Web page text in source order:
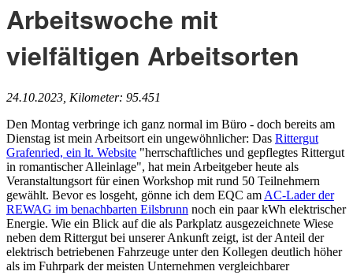
Arbeitswoche mit
vielfältigen Arbeitsorten
24.10.2023, Kilometer: 95.451
Den Montag verbringe ich ganz normal im Büro - doch bereits am
Dienstag ist mein Arbeitsort ein ungewöhnlicher: Das Rittergut
Grafenried, ein lt. Website "herrschaftliches und gepflegtes Rittergut
in romantischer Alleinlage", hat mein Arbeitgeber heute als
Veranstaltungsort für einen Workshop mit rund 50 Teilnehmern
gewählt. Bevor es losgeht, gönne ich dem EQC am AC-Lader der
REWAG im benachbarten Eilsbrunn noch ein paar kWh elektrischer
Energie. Wie ein Blick auf die als Parkplatz ausgezeichnete Wiese
neben dem Rittergut bei unserer Ankunft zeigt, ist der Anteil der
elektrisch betriebenen Fahrzeuge unter den Kollegen deutlich höher
als im Fuhrpark der meisten Unternehmen vergleichbarer